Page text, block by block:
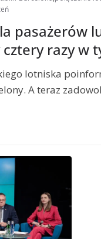
pasażerów
razy w
lotniska
A teraz